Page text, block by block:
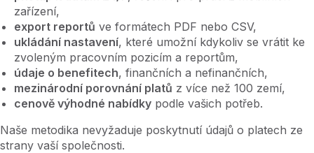
zařízení,
export reportů ve formátech PDF nebo CSV,
ukládání nastavení, které umožní kdykoliv se vrátit ke
zvoleným pracovním pozicím a reportům,
údaje o benefitech, finančních a nefinančních,
mezinárodní porovnání platů z více než 100 zemí,
cenově výhodné nabídky podle vašich potřeb.
Naše metodika nevyžaduje poskytnutí údajů o platech ze
strany vaší společnosti.